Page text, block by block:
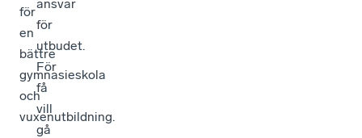
för
en
bättre
gymnasieskola
och
vuxenutbildning.
ansvar
för
utbudet.
För
få
vill
gå